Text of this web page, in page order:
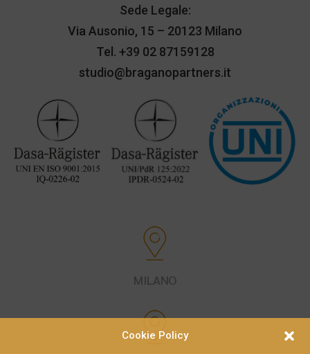
Cookie Policy
Sede Legale:
Via Ausonio, 15 – 20123 Milano
Tel. +39 02 87159128
studio@braganopartners.it
MILANO